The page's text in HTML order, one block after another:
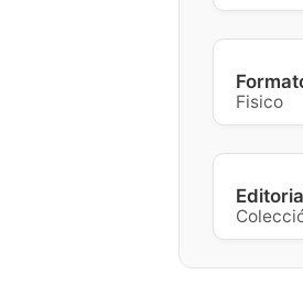
Fisico